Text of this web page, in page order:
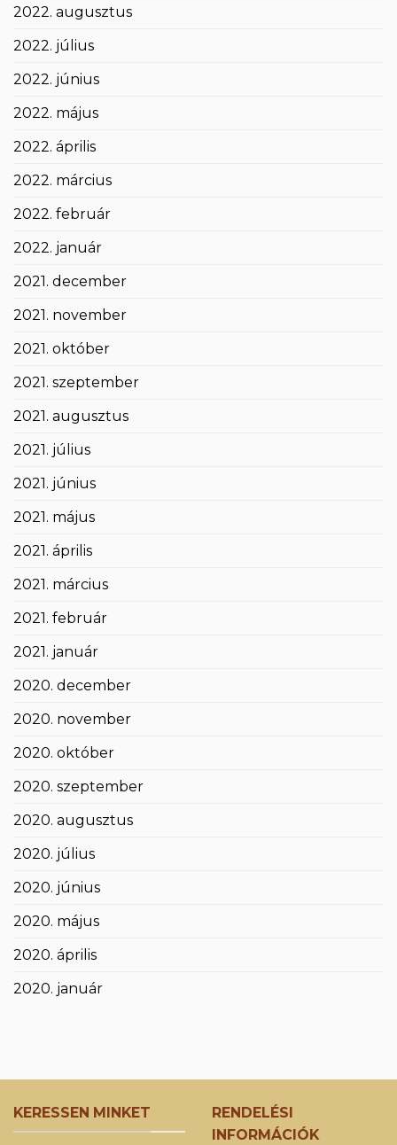
2022. augusztus
2022. július
2022. június
2022. május
2022. április
2022. március
2022. február
2022. január
2021. december
2021. november
2021. október
2021. szeptember
2021. augusztus
2021. július
2021. június
2021. május
2021. április
2021. március
2021. február
2021. január
2020. december
2020. november
2020. október
2020. szeptember
2020. augusztus
2020. július
2020. június
2020. május
2020. április
2020. január
KERESSEN MINKET
RENDELÉSI
INFORMÁCIÓK